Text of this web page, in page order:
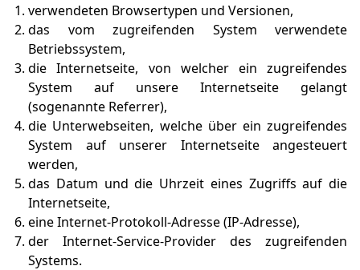
verwendeten Browsertypen und Versionen,
das vom zugreifenden System verwendete
Betriebssystem,
die Internetseite, von welcher ein zugreifendes
System auf unsere Internetseite gelangt
(sogenannte Referrer),
die Unterwebseiten, welche über ein zugreifendes
System auf unserer Internetseite angesteuert
werden,
das Datum und die Uhrzeit eines Zugriffs auf die
Internetseite,
eine Internet-Protokoll-Adresse (IP-Adresse),
der Internet-Service-Provider des zugreifenden
Systems.